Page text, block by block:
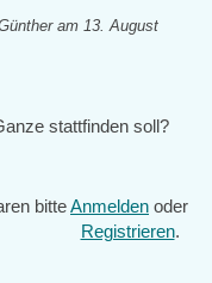
am 13. August
stattfinden soll?
bitteAnmelden oder
Registrieren.